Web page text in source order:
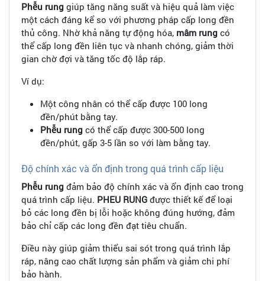
Phễu rung giúp tăng năng suất và hiệu quả làm việc
một cách đáng kể so với phương pháp cấp long đền
thủ công. Nhờ khả năng tự động hóa, mâm rung có
thể cấp long đền liên tục và nhanh chóng, giảm thời
gian chờ đợi và tăng tốc độ lắp ráp.
Ví dụ:
Một công nhân có thể cấp được 100 long
đền/phút bằng tay.
Phễu rung có thể cấp được 300-500 long
đền/phút, gấp 3-5 lần so với làm bằng tay.
Độ chính xác và ổn định trong quá trình cấp liệu
Phễu rung đảm bảo độ chính xác và ổn định cao trong
quá trình cấp liệu. PHEU RUNG được thiết kế để loại
bỏ các long đền bị lỗi hoặc không đúng hướng, đảm
bảo chỉ cấp các long đền đạt tiêu chuẩn.
Điều này giúp giảm thiểu sai sót trong quá trình lắp
ráp, nâng cao chất lượng sản phẩm và giảm chi phí
bảo hành.